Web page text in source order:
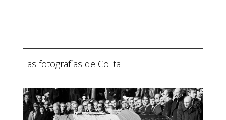
Las fotografías de Colita